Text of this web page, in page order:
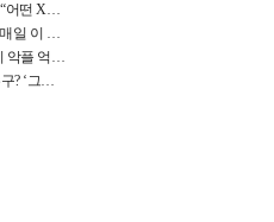
김성수, ♥박소윤 집 이불 폐기 처분 “어떤 X이랑 썼을지 몰라” 질투(신랑수업2)[어제TV]
44kg 송가인 “비가 오나 눈이 오나” 매일 이 운동, 허벅지 근육량 상승+체지방 감소
“연예인 걱정 NO” 김승현, 가난팔이 악플 억울할만‥아내+딸과 日 여행
재혼 강성연 ♥2살 연하 의사남편 누구? ‘그알’ 자문의에 훈남 비주얼 초엘리트 스펙 [종합]